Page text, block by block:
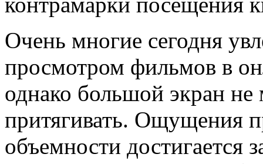
Очень многие сегодня
просмотром фильмов в
однако большой экран не
притягивать. Ощущения
объемности достигается